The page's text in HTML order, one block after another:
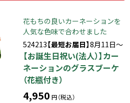
花もちの良いカーネーションを
人気な色味で合わせました
524213【最短お届日】8月11日～
【お誕生日祝い(法人）】カー
ネーションのグラスブーケ
（花瓶付き）
4,950 円（税込）